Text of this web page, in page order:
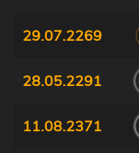
29.07.2269
28.05.2291
11.08.2371